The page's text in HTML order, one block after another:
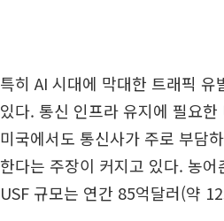
특히 AI 시대에 막대한 트래픽
있다. 통신 인프라 유지에 필요
미국에서도 통신사가 주로 부담
한다는 주장이 커지고 있다. 농
USF 규모는 연간 85억달러(약